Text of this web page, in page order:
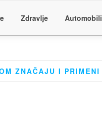
Zdravlje Automobili
ZNAČAJU I PRIMENI